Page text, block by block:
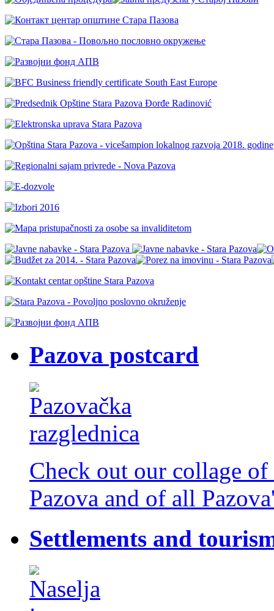
Pazova postcard
Check out our collage
Pazova and of all
Settlements and